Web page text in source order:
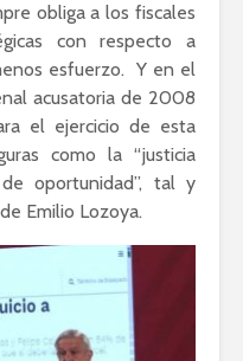
obliga a los fiscales
con respecto a
esfuerzo. Y en el
acusatoria de 2008
el ejercicio de esta
como la “justicia
oportunidad”, tal y
Emilio Lozoya.